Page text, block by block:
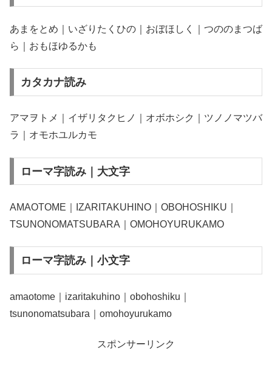
あまをとめ｜いざりたくひの｜おぼほしく｜つののまつば
ら｜おもほゆるかも
カタカナ読み
アマヲトメ｜イザリタクヒノ｜オボホシク｜ツノノマツバ
ラ｜オモホユルカモ
ローマ字読み｜大文字
AMAOTOME｜IZARITAKUHINO｜OBOHOSHIKU｜
TSUNONOMATSUBARA｜OMOHOYURUKAMO
ローマ字読み｜小文字
amaotome｜izaritakuhino｜obohoshiku｜
tsunonomatsubara｜omohoyurukamo
スポンサーリンク